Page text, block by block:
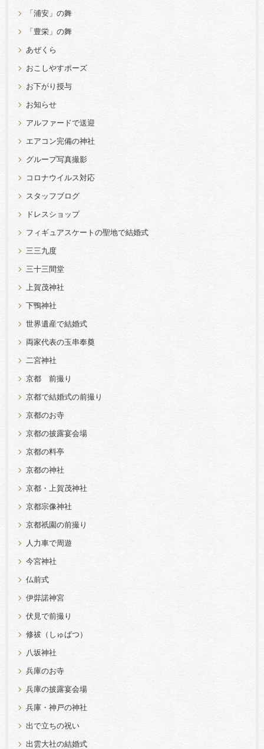
「浦安」の舞
「豊栄」の舞
あぜくら
おこしやすポーズ
お下がり授与
お知らせ
アルファードで送迎
エアコン完備の神社
グループ写真撮影
コロナウイルス対応
スタッフブログ
ドレスショップ
フィギュアスケートの聖地で結婚式
三三九度
三十三間堂
上賀茂神社
下鴨神社
世界遺産で結婚式
両家代表の玉串奉奠
二宮神社
京都 前撮り
京都で結婚式の前撮り
京都のお寺
京都の披露宴会場
京都の料亭
京都の神社
京都・上賀茂神社
京都宗像神社
京都祇園の前撮り
人力車で周遊
今宮神社
仏前式
伊弉諾神宮
伏見で前撮り
修祓（しゅばつ）
八坂神社
兵庫のお寺
兵庫の披露宴会場
兵庫・神戸の神社
出で立ちの祝い
出雲大社の結婚式